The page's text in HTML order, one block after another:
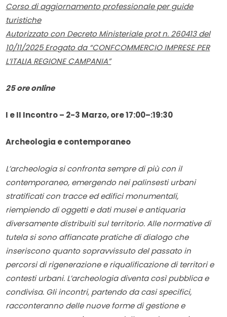
Corso di aggiornamento professionale per guide
turistiche
Autorizzato con Decreto Ministeriale prot n. 260413 del
10/11/2025 Erogato da “CONFCOMMERCIO IMPRESE PER
L’ITALIA REGIONE CAMPANIA”
25 ore online
I e II Incontro – 2-3 Marzo, ore 17:00–:19:30
Archeologia e contemporaneo
L’archeologia si confronta sempre di più con il
contemporaneo, emergendo nei palinsesti urbani
stratificati con tracce ed edifici monumentali,
riempiendo di oggetti e dati musei e antiquaria
diversamente distribuiti sul territorio. Alle normative di
tutela si sono affiancate pratiche di dialogo che
inseriscono quanto sopravvissuto del passato in
percorsi di rigenerazione e riqualificazione di territori e
contesti urbani. L’archeologia diventa così pubblica e
condivisa. Gli incontri, partendo da casi specifici,
racconteranno delle nuove forme di gestione e